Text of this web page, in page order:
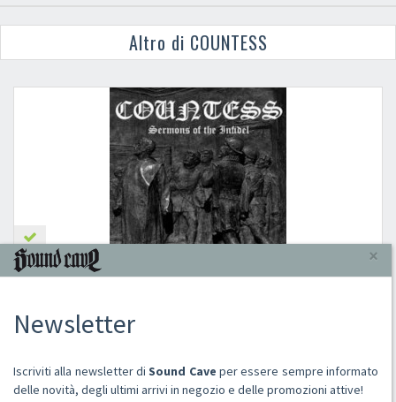
Altro di COUNTESS
COUNTESS
€ 12,00
Aggiungi al carrello